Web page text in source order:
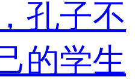
孔子不
的学生